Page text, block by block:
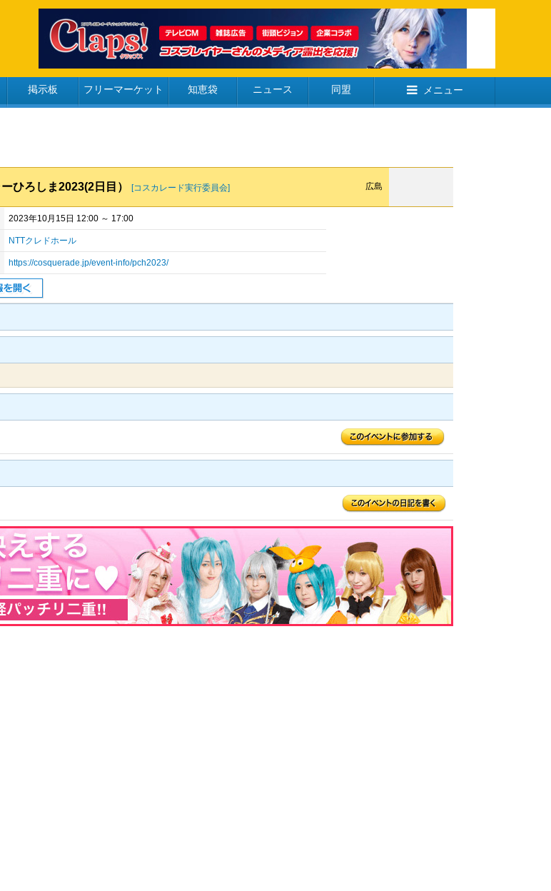
掲示板 フリーマーケット 知恵袋 ニュース 同盟 メニュー
ひろしま2023(2日目） [コスカレード実行委員会] 広島
2023年10月15日 12:00 ～ 17:00
NTTクレドホール
https://cosquerade.jp/event-info/pch2023/